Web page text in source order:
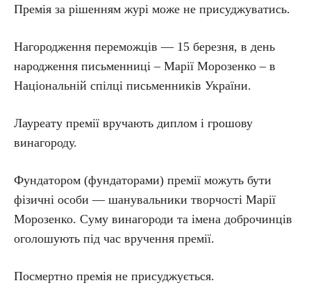
Премія за рішенням журі може не присуджуватись.
Нагородження переможців — 15 березня, в день
народження письменниці – Марії Морозенко – в
Національній спілці письменників України.
Лауреату премії вручають диплом і грошову
винагороду.
Фундатором (фундаторами) премії можуть бути
фізичні особи — шанувальники творчості Марії
Морозенко. Суму винагороди та імена доброчинців
оголошують під час вручення премії.
Посмертно премія не присуджується.